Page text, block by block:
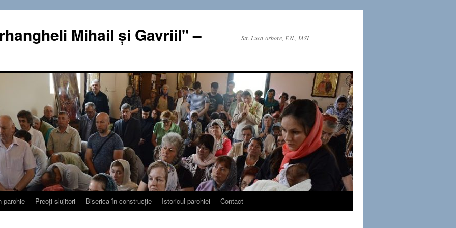
Mihail şi Gavriil" –
Str. Luca Arbore, F.N., IASI
parohie Preoţi slujitori Biserica în construcţie Istoricul parohiei Contact